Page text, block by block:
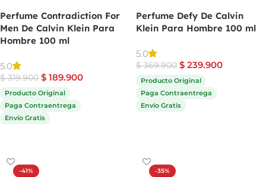
Perfume Contradiction For
Men De Calvin Klein Para
Hombre 100 ml
5.0
$319.900 $ 189.900
Producto Original
Paga Contraentrega
Envío Gratis
Perfume Defy De Calvin
Klein Para Hombre 100 ml
5.0
$369.900 $ 239.900
Producto Original
Paga Contraentrega
Envío Gratis
-41% -35%